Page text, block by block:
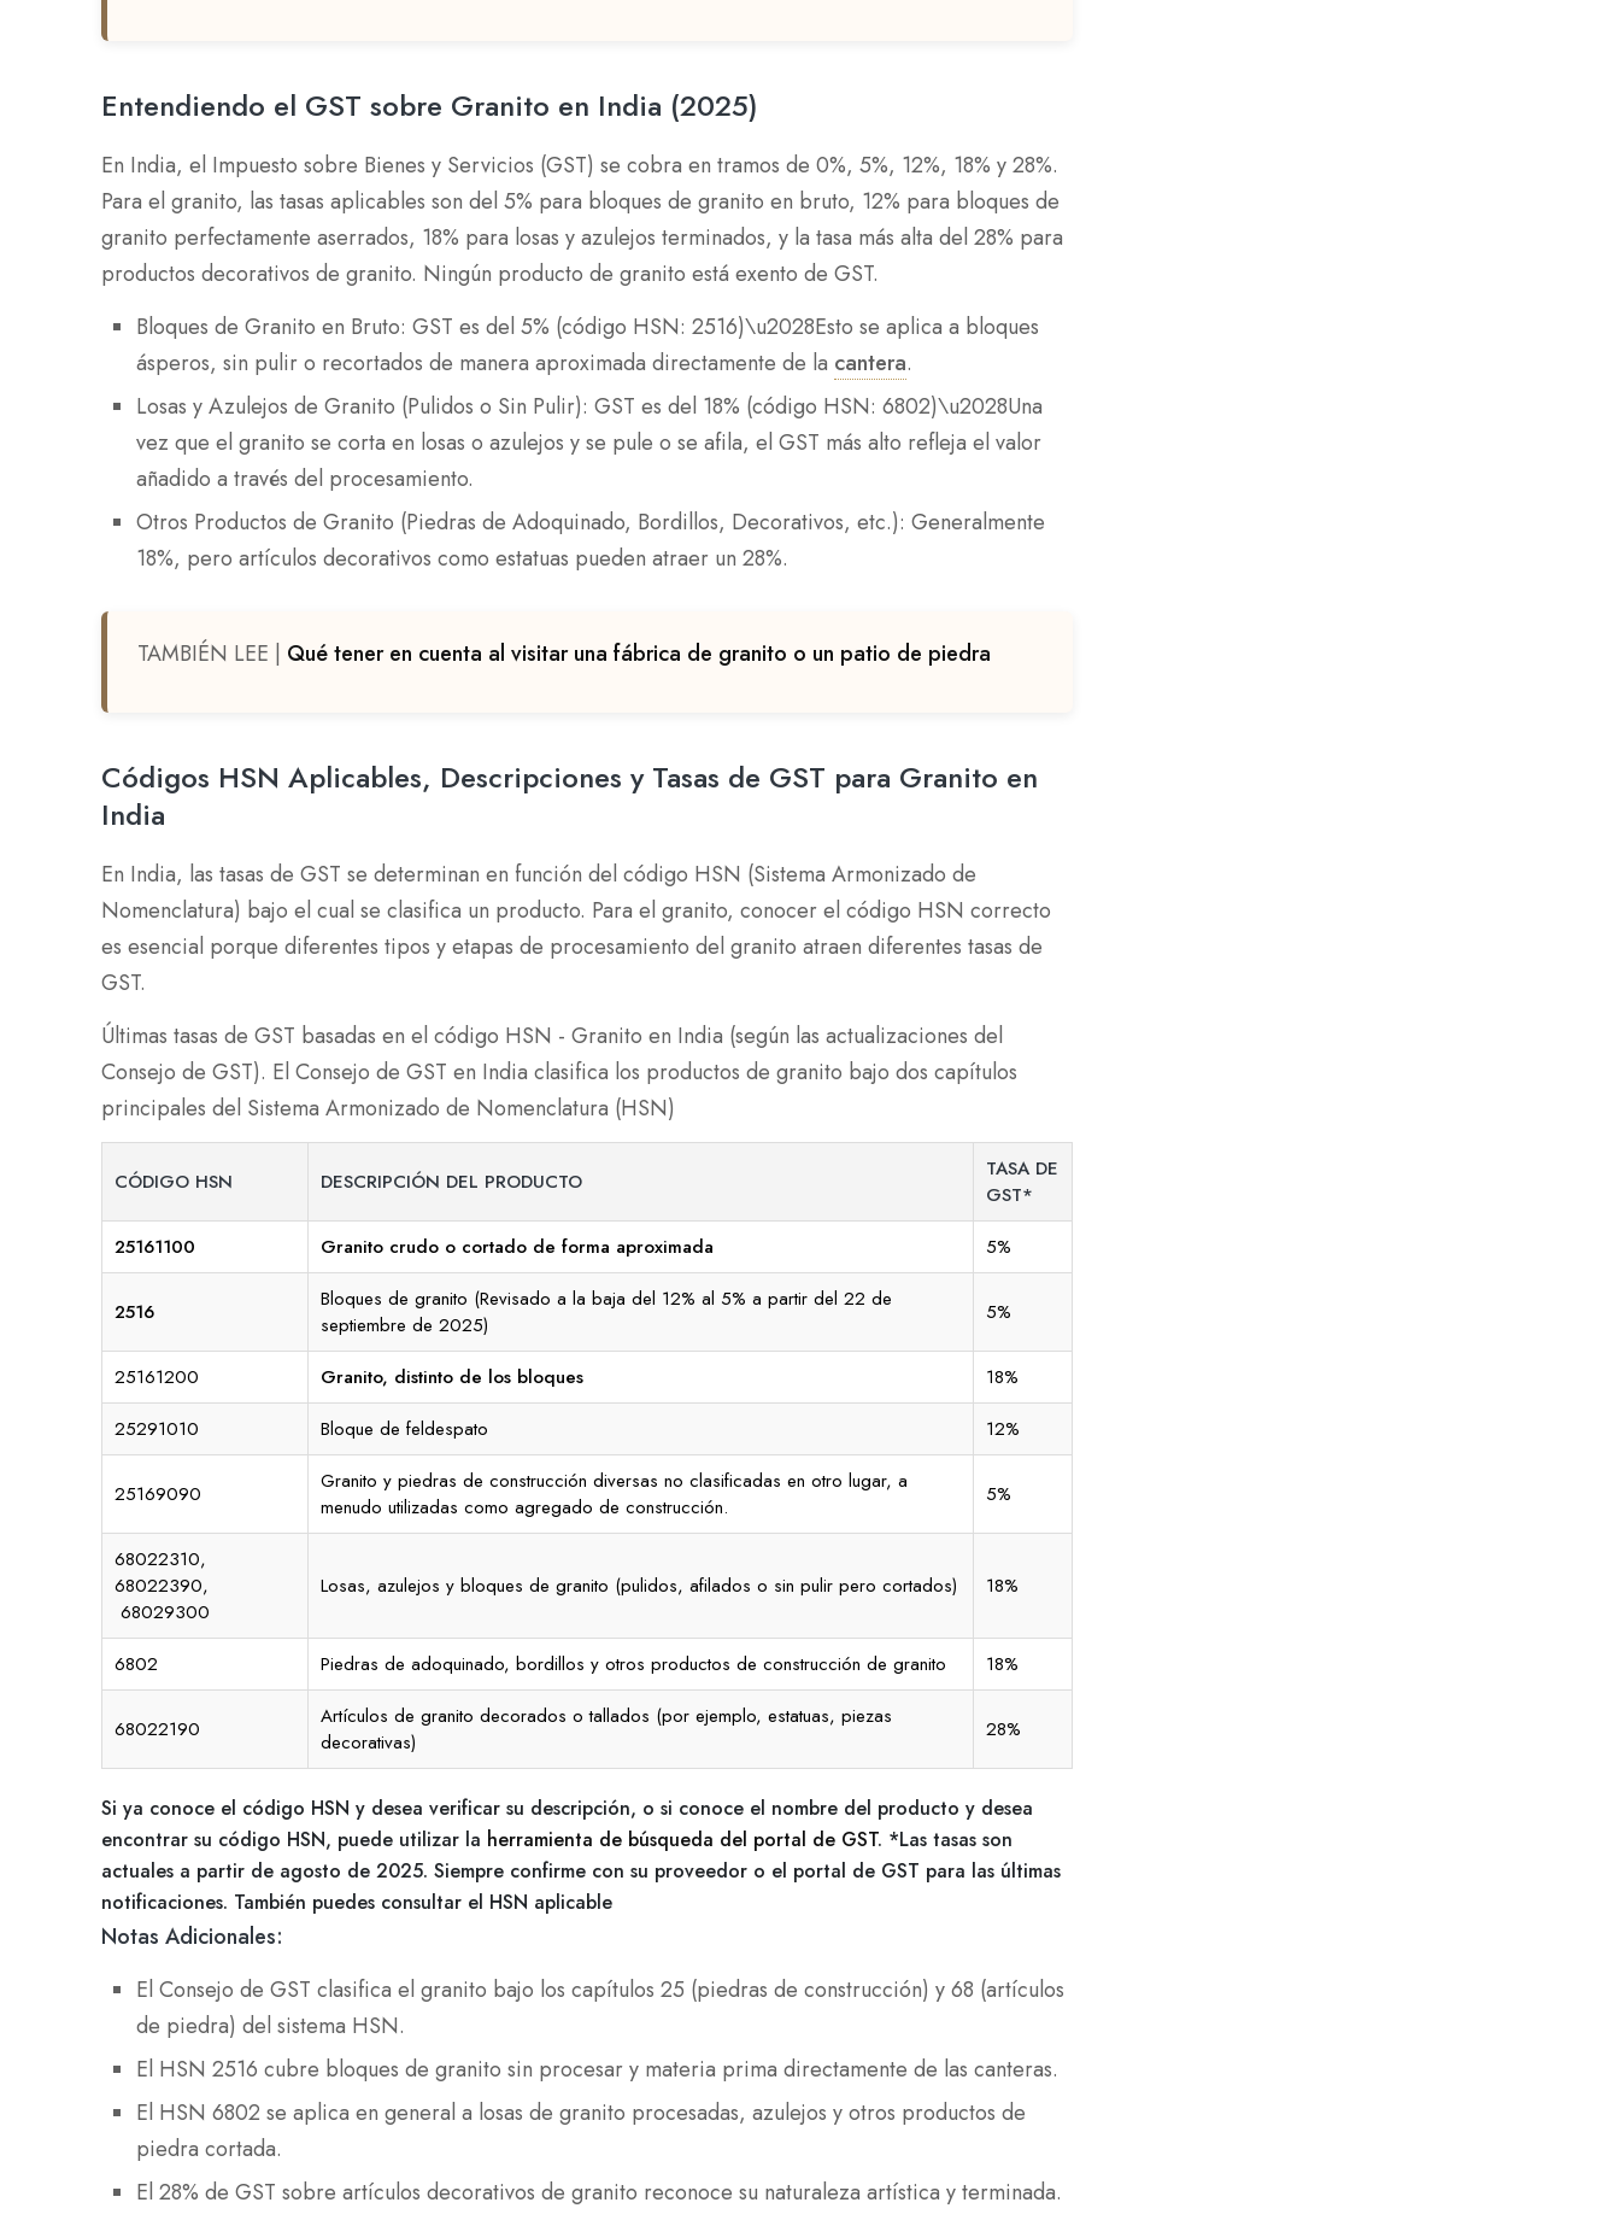
Entendiendo el GST sobre Granito en India (2025)
En India, el Impuesto sobre Bienes y Servicios (GST) se cobra en tramos de 0%, 5%, 12%, 18% y 28%.
Para el granito, las tasas aplicables son del 5% para bloques de granito en bruto, 12% para bloques de
granito perfectamente aserrados, 18% para losas y azulejos terminados, y la tasa más alta del 28% para
productos decorativos de granito. Ningún producto de granito está exento de GST.
Bloques de Granito en Bruto: GST es del 5% (código HSN: 2516)\u2028Esto se aplica a bloques
ásperos, sin pulir o recortados de manera aproximada directamente de la cantera.
Losas y Azulejos de Granito (Pulidos o Sin Pulir): GST es del 18% (código HSN: 6802)\u2028Una
vez que el granito se corta en losas o azulejos y se pule o se afila, el GST más alto refleja el valor
añadido a través del procesamiento.
Otros Productos de Granito (Piedras de Adoquinado, Bordillos, Decorativos, etc.): Generalmente
18%, pero artículos decorativos como estatuas pueden atraer un 28%.
TAMBIÉN LEE | Qué tener en cuenta al visitar una fábrica de granito o un patio de piedra
Códigos HSN Aplicables, Descripciones y Tasas de GST para Granito en
India
En India, las tasas de GST se determinan en función del código HSN (Sistema Armonizado de
Nomenclatura) bajo el cual se clasifica un producto. Para el granito, conocer el código HSN correcto
es esencial porque diferentes tipos y etapas de procesamiento del granito atraen diferentes tasas de
GST.
Últimas tasas de GST basadas en el código HSN - Granito en India (según las actualizaciones del
Consejo de GST). El Consejo de GST en India clasifica los productos de granito bajo dos capítulos
principales del Sistema Armonizado de Nomenclatura (HSN)
CÓDIGO HSN DESCRIPCIÓN DEL PRODUCTO
TASA DE
GST*
25161100
Granito crudo o cortado de forma aproximada 5%
2516
Bloques de granito (Revisado a la baja del 12% al 5% a partir del 22 de
septiembre de 2025)
5%
25161200 Granito, distinto de los bloques
18%
25291010
Bloque de feldespato 12%
25169090
Granito y piedras de construcción diversas no clasificadas en otro lugar, a
menudo utilizadas como agregado de construcción.
5%
68022310,
68022390,
68029300
Losas, azulejos y bloques de granito (pulidos, afilados o sin pulir pero cortados) 18%
6802 Piedras de adoquinado, bordillos y otros productos de construcción de granito 18%
68022190
Artículos de granito decorados o tallados (por ejemplo, estatuas, piezas
decorativas)
28%
Si ya conoce el código HSN y desea verificar su descripción, o si conoce el nombre del producto y desea
encontrar su código HSN, puede utilizar la herramienta de búsqueda del portal de GST. *Las tasas son
actuales a partir de agosto de 2025. Siempre confirme con su proveedor o el portal de GST para las últimas
notificaciones. También puedes consultar el HSN aplicable
Notas Adicionales:
El Consejo de GST clasifica el granito bajo los capítulos 25 (piedras de construcción) y 68 (artículos
de piedra) del sistema HSN.
El HSN 2516 cubre bloques de granito sin procesar y materia prima directamente de las canteras.
El HSN 6802 se aplica en general a losas de granito procesadas, azulejos y otros productos de
piedra cortada.
El 28% de GST sobre artículos decorativos de granito reconoce su naturaleza artística y terminada.